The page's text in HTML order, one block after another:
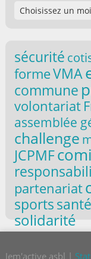
sécurité
formeVMA
commune
volontariat
assemblée
challenge
JCPMF
partenariat
sportssanté
solidarité
Jem'active asbl |